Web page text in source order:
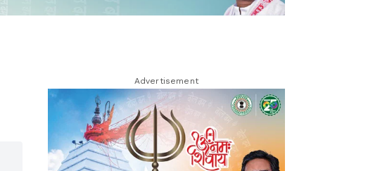
Advertisement